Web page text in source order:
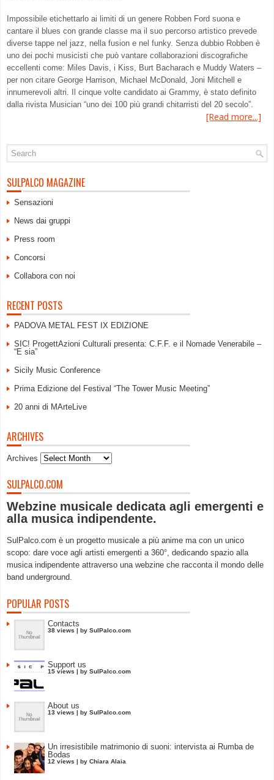
Impossibile etichettarlo ai limiti di un genere Robben Ford suona e
cantare il blues con grande classe ma il suo percorso artistico prevede
diverse tappe nel jazz, nella fusion e nel funky. Senza dubbio Robben è
uno dei pochi musicisti che può vantare collaborazioni discografiche
eccellenti come: Miles Davis, i Kiss, Burt Bacharach e Muddy Waters –
per non citare George Harrison, Michael McDonald, Joni Mitchell e
innumerevoli altri. Il cinque volte candidato ai Grammy, è stato definito
dalla rivista Musician “uno dei 100 più grandi chitarristi del 20 secolo”.
[Read more...]
SULPALCO MAGAZINE
Sensazioni
News dai gruppi
Press room
Concorsi
Collabora con noi
RECENT POSTS
PADOVA METAL FEST IX EDIZIONE
SIC! ProgettAzioni Culturali presenta: C.F.F. e il Nomade Venerabile –
“E sia”
Sicily Music Conference
Prima Edizione del Festival “The Tower Music Meeting”
20 anni di MArteLive
ARCHIVES
Archives
SULPALCO.COM
Webzine musicale dedicata agli emergenti e
alla musica indipendente.
SulPalco.com è un progetto musicale a più anime ma con un unico
scopo: dare voce agli artisti emergenti a 360°, dedicando spazio alla
musica indipendente attraverso una webzine che racconta il mondo delle
band underground.
POPULAR POSTS
Contacts
38 views by SulPalco.com
Support us
15 views by SulPalco.com
About us
13 views by SulPalco.com
Un irresistibile matrimonio di suoni: intervista ai Rumba de
Bodas
12 views by Chiara Alaia